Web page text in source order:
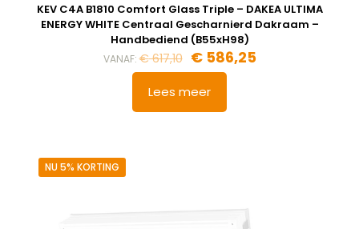
KEV C4A B1810 Comfort Glass Triple – DAKEA ULTIMA
ENERGY WHITE Centraal Gescharnierd Dakraam –
Handbediend (B55xH98)
VANAF:€617,10 Oorspronkelijke
prijs
was:
€ 617,10.
€586,25Huidige
Lees meer
NU 5% KORTING